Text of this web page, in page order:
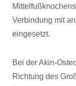
Verbindung mit
eingesetzt.
Bei der Akin-
Richtung des